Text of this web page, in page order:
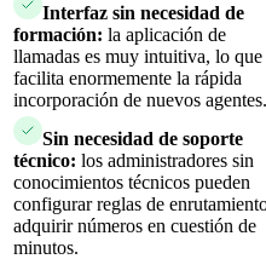
Interfaz sin necesidad de
formación: la aplicación de
llamadas es muy intuitiva, lo que
facilita enormemente la rápida
incorporación de nuevos agentes.
Sin necesidad de soporte
técnico: los administradores sin
conocimientos técnicos pueden
configurar reglas de
adquirir números en cuestión de
minutos.